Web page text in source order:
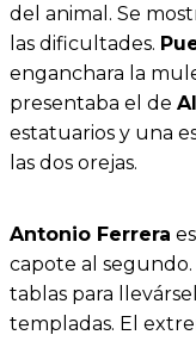
del animal. Se
las dificultades.
enganchara la
presentaba el de
estatuarios y una
las dos orejas.
Antonio Ferrera
capote al
tablas para
templadas. El